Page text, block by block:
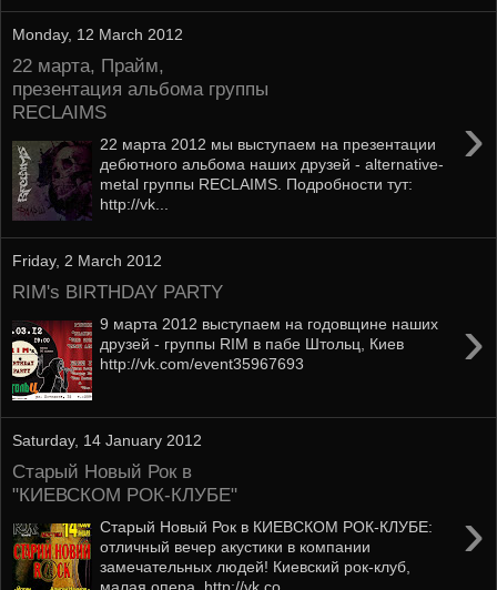
Monday, 12 March 2012
22 марта, Прайм,
презентация альбома группы
RECLAIMS
›
22 марта 2012 мы выступаем на презентации
дебютного альбома наших друзей - alternative-
metal группы RECLAIMS. Подробности тут:
http://vk...
Friday, 2 March 2012
RIM's BIRTHDAY PARTY
›
9 марта 2012 выступаем на годовщине наших
друзей - группы RIM в пабе Штольц, Киев
http://vk.com/event35967693
Saturday, 14 January 2012
Старый Новый Рок в
"КИЕВСКОМ РОК-КЛУБЕ"
›
Старый Новый Рок в КИЕВСКОМ РОК-КЛУБЕ:
отличный вечер акустики в компании
замечательных людей! Киевский рок-клуб,
малая опера. http://vk.co...